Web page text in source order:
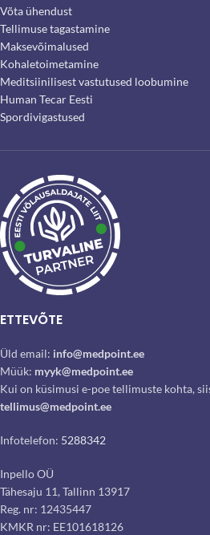
Võta ühendust
Tellimuse tagastamine
Maksevõimalused
Kohaletoimetamine
Meditsiinilisest vastutused loobumine
Human Tecar Eesti
Spordivigastused
ETTEVÕTE
Üld email: info@medpoint.ee
Müük: myyk@medpoint.ee
Kui on küsimusi e-poe tellimuste kohta,
tellimus@medpoint.ee
Infotelefon: 5288342
Inpello OÜ
Tähesaju 11, Tallinn 13917
Reg. nr: 12435447
KMKR nr: EE101618126